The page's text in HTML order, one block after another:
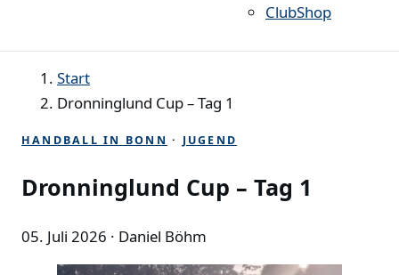
ClubShop
Start
Dronninglund Cup – Tag 1
HANDBALL IN BONN · JUGEND
Dronninglund Cup – Tag 1
05. Juli 2026 · Daniel Böhm